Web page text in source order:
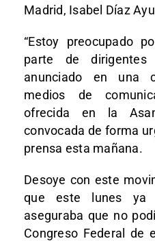
Madrid, Isabel Díaz
“Estoy preocupado
parte de
anunciado en una
medios de
ofrecida en la
convocada de forma
prensa esta mañana.
Desoye con este
que este lunes ya
aseguraba que no
Congreso Federal de